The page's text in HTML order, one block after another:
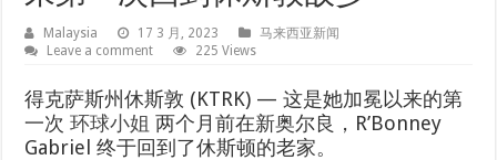
Malaysia 17 3 月, 2023
马来西亚新闻
Leave a comment
225 Views
得克萨斯州休斯敦 (KTRK) —这是她加冕以来的第
一次环球小姐 两个月前在新奥尔良，R’Bonney
Gabriel 终于回到了休斯顿的老家。